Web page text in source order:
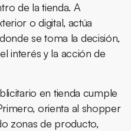
de la tienda. A
o digital, actúa
se toma la decisión,
interés y la acción de
en tienda cumple
orienta al shopper
zonas de producto,